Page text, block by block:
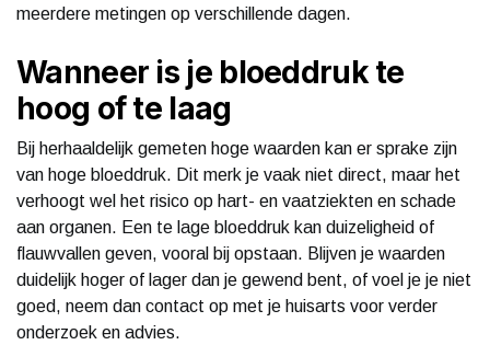
meerdere metingen op verschillende dagen.
Wanneer is je bloeddruk te
hoog of te laag
Bij herhaaldelijk gemeten hoge waarden kan er sprake zijn
van hoge bloeddruk. Dit merk je vaak niet direct, maar het
verhoogt wel het risico op hart- en vaatziekten en schade
aan organen. Een te lage bloeddruk kan duizeligheid of
flauwvallen geven, vooral bij opstaan. Blijven je waarden
duidelijk hoger of lager dan je gewend bent, of voel je je niet
goed, neem dan contact op met je huisarts voor verder
onderzoek en advies.